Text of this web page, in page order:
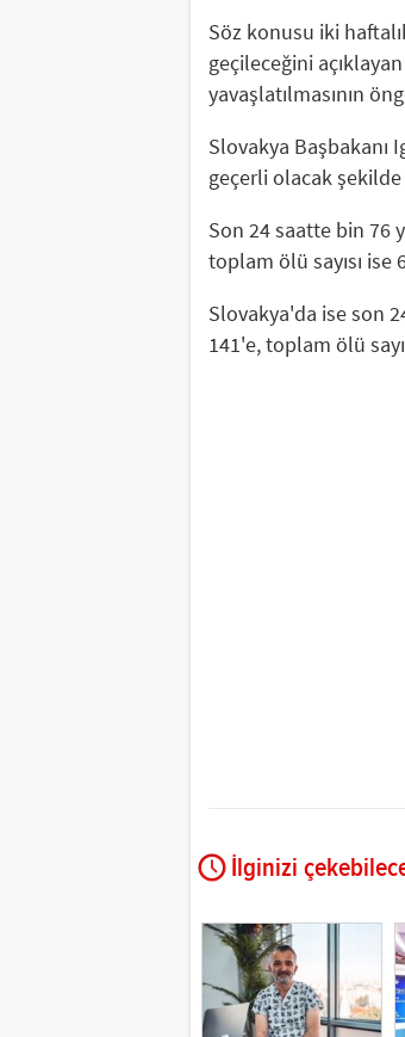
Söz konusu iki
geçileceğini
yavaşlatılmasının
Slovakya Başbakanı
geçerli olacak şekilde
Son 24 saatte bin 76
toplam ölü sayısı ise
Slovakya'da ise son
141'e, toplam ölü
İlginizi